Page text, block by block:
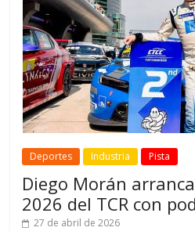
Deportes Industria Pista
Diego Morán
2026 del TCR con
27 de abril de 2026